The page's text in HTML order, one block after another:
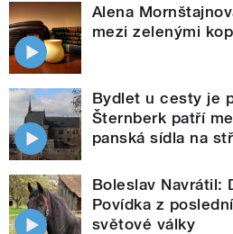
Alena
mezi zelenými
Bydlet u cesty je
Šternberk patří
panská sídla na
Boleslav Navrátil:
Povídka z
světové války